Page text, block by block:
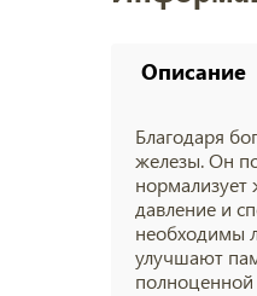
Описание
Благодаря
железы. Он
нормализует
давление и
необходимы
улучшают